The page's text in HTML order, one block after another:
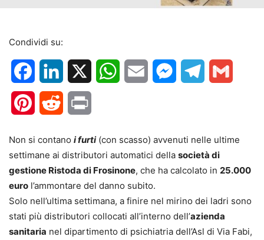
Condividi su:
FacebookLinkedIn WhatsApp
Email MessengerTelegram
PinterestReddit
Non si contano i furti (con scasso) avvenuti nelle ultime
settimane ai distributori automatici della società di
gestione Ristoda di Frosinone, che ha calcolato in 25.000
euro l’ammontare del danno subito.
Solo nell’ultima settimana, a finire nel mirino dei ladri sono
stati più distributori collocati all’interno dell’azienda
sanitaria nel dipartimento di psichiatria dell’Asl di Via Fabi,